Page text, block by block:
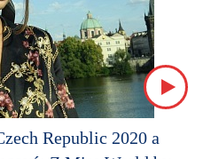
Republic 2020 a